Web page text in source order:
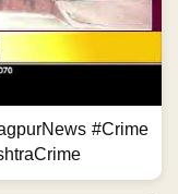
#Crime